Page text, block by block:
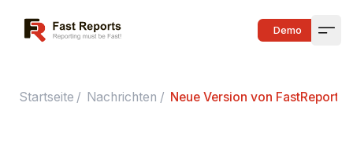
Fast Reports Demo
Startseite / Nachrichten / Neue Version von FastReport